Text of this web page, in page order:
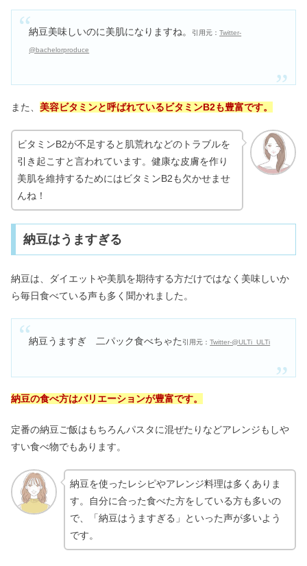
納豆美味しいのに美肌になりますね。 引用元：Twitter-
@bachelorproduce
また、 美容ビタミンと呼ばれているビタミンB2も豊富です。
ビタミンB2が不足すると肌荒れなどのトラブルを
引き起こすと言われています。健康な皮膚を作り
美肌を維持するためにはビタミンB2も欠かせませ
んね！
納豆はうますぎる
納豆は、ダイエットや美肌を期待する方だけではなく美味しいか
ら毎日食べている声も多く聞かれました。
納豆うますぎ 二パック食べちゃた 引用元：Twitter-@ULTi_ULTi
納豆の食べ方はバリエーションが豊富です。
定番の納豆ご飯はもちろんパスタに混ぜたりなどアレンジもしや
すい食べ物でもあります。
納豆を使ったレシピやアレンジ料理は多くありま
す。自分に合った食べた方をしている方も多いの
で、「納豆はうますぎる」といった声が多いよう
です。